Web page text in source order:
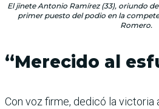
El jinete Antonio Ramírez (33), oriundo
primer puesto del podio en la
Romero.
“Merecido al
Con voz firme, dedicó la victoria